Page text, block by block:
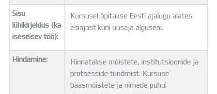
Sisu
lühikirjeldus (ka
iseseisev töö):
Kursusel õpitakse Eesti ajalugu alates
esiajast kuni uusaja alguseni.
Hindamine:
Hinnatakse mõistete, institutsioonide ja
protsesside tundmist. Kursuse
baasmõistete ja nimede puhul